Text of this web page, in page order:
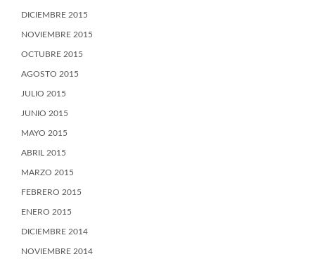
DICIEMBRE 2015
NOVIEMBRE 2015
OCTUBRE 2015
AGOSTO 2015
JULIO 2015
JUNIO 2015
MAYO 2015
ABRIL 2015
MARZO 2015
FEBRERO 2015
ENERO 2015
DICIEMBRE 2014
NOVIEMBRE 2014